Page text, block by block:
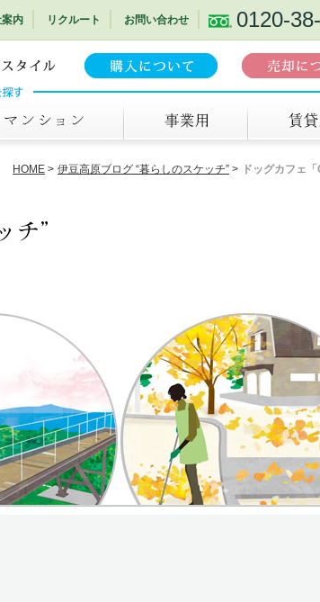
内 リクルート お問い合わせ 0120-
HOME 伊豆高原ブログ “暮らしのスケッチ” ドッグカフェ「
チ”